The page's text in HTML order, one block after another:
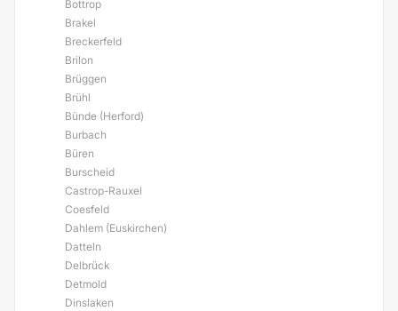
Bottrop
Brakel
Breckerfeld
Brilon
Brüggen
Brühl
Bünde (Herford)
Burbach
Büren
Burscheid
Castrop-Rauxel
Coesfeld
Dahlem (Euskirchen)
Datteln
Delbrück
Detmold
Dinslaken